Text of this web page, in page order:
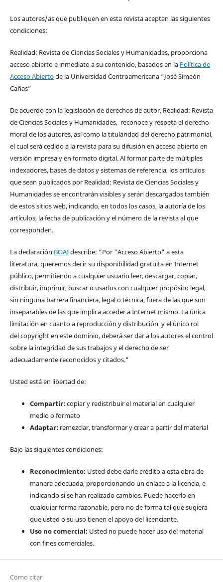
Los autores/as que publiquen en esta revista aceptan las siguientes
condiciones:
Realidad: Revista de Ciencias Sociales y Humanidades, proporciona
acceso abierto e inmediato a su contenido, basados en la Política de
Acceso Abiertode la Universidad Centroamericana “José Simeón
Cañas”
De acuerdo con la legislación de derechos de autor, Realidad: Revista
de Ciencias Sociales y Humanidades, reconoce y respeta el derecho
moral de los autores, así como la titularidad del derecho patrimonial,
el cual será cedido a la revista para su difusión en acceso abierto en
versión impresa y en formato digital. Al formar parte de múltiples
indexadores, bases de datos y sistemas de referencia, los artículos
que sean publicados por Realidad: Revista de Ciencias Sociales y
Humanidades se encontrarán visibles y serán descargados también
de estos sitios web, indicando, en todos los casos, la autoría de los
artículos, la fecha de publicación y el número de la revista al que
corresponden.
La declaración BOAIdescribe: “Por "Acceso Abierto" a esta
literatura, queremos decir su disponibilidad gratuita en Internet
público, permitiendo a cualquier usuario leer, descargar, copiar,
distribuir, imprimir, buscar o usarlos con cualquier propósito legal,
sin ninguna barrera financiera, legal o técnica, fuera de las que son
inseparables de las que implica acceder a Internet mismo. La única
limitación en cuanto a reproducción y distribución y el único rol
del copyright en este dominio, deberá ser dar a los autores el control
sobre la integridad de sus trabajos y el derecho de ser
adecuadamente reconocidos y citados."
Usted está en libertad de:
Compartir:copiar y redistribuir el material en cualquier
medio o formato
Adaptar:remezclar, transformar y crear a partir del material
Bajo las siguientes condiciones:
Reconocimiento:Usted debe darle crédito a esta obra de
manera adecuada, proporcionando un enlace a la licencia, e
indicando si se han realizado cambios. Puede hacerlo en
cualquier forma razonable, pero no de forma tal que sugiera
que usted o su uso tienen el apoyo del licenciante.
Uso no comercial:Usted no puede hacer uso del material
con fines comerciales.
Cómo citar